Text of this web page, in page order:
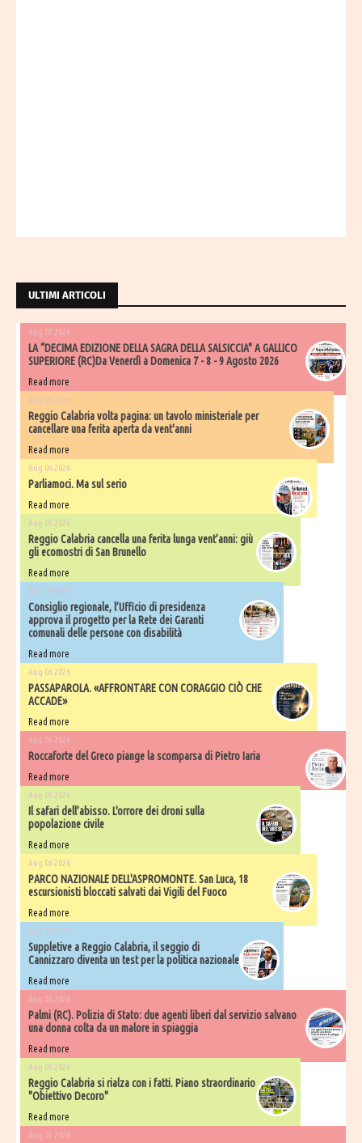
ULTIMI ARTICOLI
Aug 07 2026
LA “DECIMA EDIZIONE DELLA SAGRA DELLA SALSICCIA" A GALLICO
SUPERIORE (RC)Da Venerdì a Domenica 7 - 8 - 9 Agosto 2026
Read more
Aug 06 2026
​Reggio Calabria volta pagina: un tavolo ministeriale per
cancellare una ferita aperta da vent'anni
Read more
Aug 06 2026
Parliamoci. Ma sul serio
Read more
Aug 06 2026
Reggio Calabria cancella una ferita lunga vent’anni: giù
gli ecomostri di San Brunello
Read more
Aug 06 2026
Consiglio regionale, l’Ufficio di presidenza
approva il progetto per la Rete dei Garanti
comunali delle persone con disabilità
Read more
Aug 06 2026
PASSAPAROLA. «AFFRONTARE CON CORAGGIO CIÒ CHE
ACCADE»
Read more
Aug 06 2026
Roccaforte del Greco piange la scomparsa di Pietro Iaria
Read more
Aug 06 2026
Il safari dell’abisso. L'orrore dei droni sulla
popolazione civile
Read more
Aug 06 2026
PARCO NAZIONALE DELL'ASPROMONTE. San Luca, 18
escursionisti bloccati salvati dai Vigili del Fuoco
Read more
Aug 06 2026
Suppletive a Reggio Calabria, il seggio di
Cannizzaro diventa un test per la politica nazionale
Read more
Aug 06 2026
Palmi (RC). Polizia di Stato: due agenti liberi dal servizio salvano
una donna colta da un malore in spiaggia
Read more
Aug 06 2026
Reggio Calabria si rialza con i fatti. Piano straordinario
"Obiettivo Decoro"
Read more
Aug 05 2026